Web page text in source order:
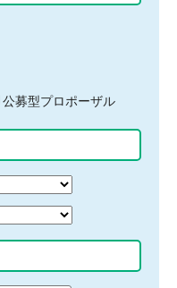
公募型プロポーザル